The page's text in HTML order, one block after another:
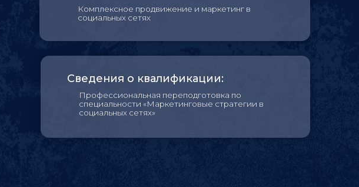
специальности «Маркетинговые стратегии в
Сведения о квалификации: